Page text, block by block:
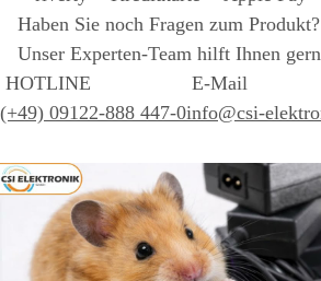
Haben Sie noch Fragen zum Produkt?
Unser Experten-Team hilft Ihnen
HOTLINE
(+49) 09122-888 447-0
E-Mail
info@csi-